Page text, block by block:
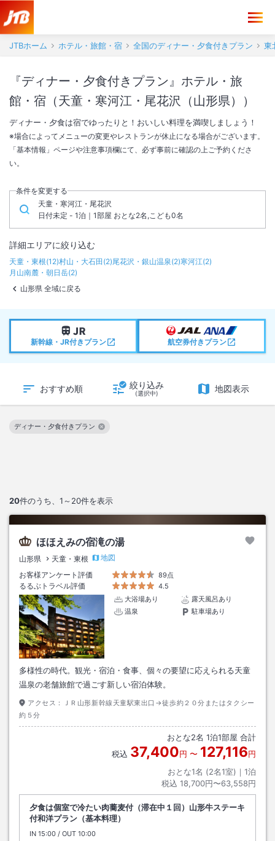
JTBホーム ホテル・旅館・宿 全国のディナー・夕食付きプラン 東
『ディナー・夕食付きプラン』ホテル・旅
館・宿（天童・寒河江・尾花沢（山形県））
ディナー・夕食は宿でゆったりと！おいしい料理を満喫しましょう！
※場合によってメニューの変更やレストランが休止になる場合がございます。
「基本情報」ページや注意事項欄にて、必ず事前に確認の上ご予約くださ
い。
条件を変更する
天童・寒河江・尾花沢
日付未定 - 1泊｜1部屋 おとな2名,こども0名
詳細エリアに絞り込む
天童・東根(12)村山・大石田 (2)尾花沢・銀山温泉(2)寒河江(2)
月山南麓・朝日岳(2)
山形県 全域に戻る
新幹線・JR付きプラン 航空券付きプラン
おすすめ順 絞り込み
(選択中) 地図表示
20件のうち、 1～20件を表示
ディナー・夕食付きプラン
この絞り込み条件を解除
ほほえみの宿滝の湯
山形県 天童・東根
地図
お客様アンケート評価
89点
るるぶトラベル評価
4.5
大浴場あり
露天風呂あり
温泉
駐車場あり
多様性の時代。観光・宿泊・食事、個々の要望に応えられる天童
温泉の老舗旅館で過ごす新しい宿泊体験。
アクセス：
ＪＲ山形新幹線天童駅東出口→徒歩約２０分またはタクシー
約５分
おとな2名 1泊1部屋 合計
税込 37,400円 〜 127,116円
おとな1名 (2名1室)｜ 1泊
税込 18,700円〜63,558円
夕食は個室で冷たい肉蕎麦付（滞在中１回）山形牛ステーキ
付和洋プラン（基本料理）
IN チェックイン
15:00 / OUT チェックアウト
10:00